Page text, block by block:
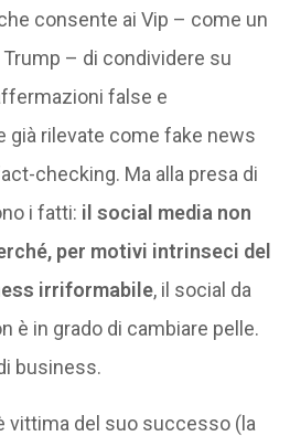
consente ai Vip – come un
– di condividere su
false e
già rilevate come fake news
checking. Ma alla presa di
i fatti: il social media non
per motivi intrinseci del
irriformabile, il social da
è in grado di cambiare pelle.
business.
vittima del suo successo (la